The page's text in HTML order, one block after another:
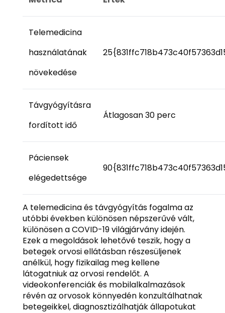
Telemedicina
használatának
növekedése
Távgyógyításra
fordított idő
Átlagosan 30 perc
Páciensek
elégedettsége
A telemedicina és távgyógyítás fogalma az
utóbbi években különösen népszerűvé vált,
különösen a COVID-19 világjárvány idején.
Ezek a megoldások lehetővé teszik, hogy a
betegek orvosi ellátásban részesüljenek
anélkül, hogy fizikailag meg kellene
látogatniuk az orvosi rendelőt. A
videokonferenciák és mobilalkalmazások
révén az orvosok könnyedén konzultálhatnak
betegeikkel, diagnosztizálhatják állapotukat